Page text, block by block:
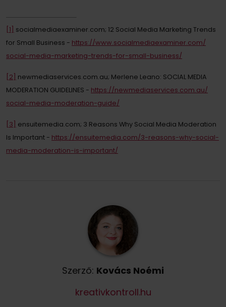
[1]
socialmediaexaminer.com; 12 Social Media Marketing Trends
for Small Business - https://www.socialmediaexaminer.com/
social-media-marketing-trends-for-small-business/
[2]
newmediaservices.com.au; Merlene Leano: SOCIAL MEDIA
MODERATION GUIDELINES - https://newmediaservices.com.au/
social-media-moderation-guide/
[3]
ensuitemedia.com; 3 Reasons Why Social Media Moderation
Is Important - https://ensuitemedia.com/3-reasons-why-social-
media-moderation-is-important/
Szerző: Kovács Noémi
kreativkontroll.hu